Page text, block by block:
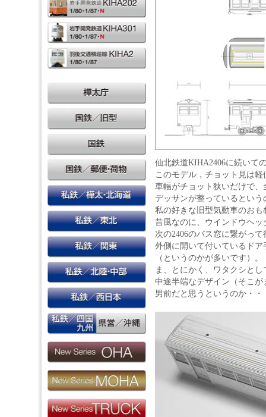
仙北鉄道KIHA2406に続いて
このモデル，チョット見は
車幅がチョット狭いだけで
デッサンが整っているという
私の好きな旧型気動車のおも
昔風なのに、ウインドウヘ
次の2406のバス窓に繋がっ
外側に開いて付いているド
（というのかが多いです）。
ま、とにかく、ワタクシとし
中途半端なデザイン（そこ
男前だと思うというのか・・